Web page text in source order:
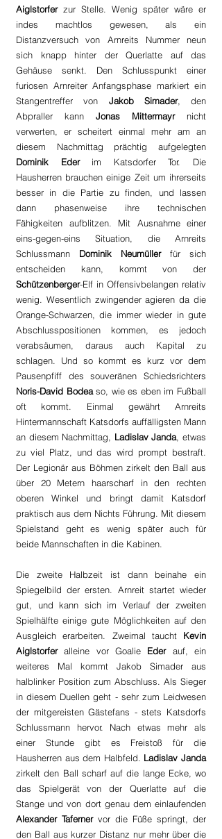
Aiglstorfer zur Stelle. Wenig später wäre er
indes machtlos gewesen, als ein
Distanzversuch von Arnreits Nummer neun
sich knapp hinter der Querlatte auf das
Gehäuse senkt. Den Schlusspunkt einer
furiosen Arnreiter Anfangsphase markiert ein
Stangentreffer von Jakob Simader, den
Abpraller kann Jonas Mittermayr nicht
verwerten, er scheitert einmal mehr am an
Dominik Eder im Katsdorfer Tor. Die
Hausherren brauchen einige Zeit um ihrerseits
besser in die Partie zu finden, und lassen
dann phasenweise ihre technischen
Fähigkeiten aufblitzen. Mit Ausnahme einer
eins-gegen-eins Situation, die Arnreits
Schlussmann Dominik Neumüller für sich
Schützenberger-Elf in Offensivbelangen relativ
wenig. Wesentlich zwingender agieren da die
Orange-Schwarzen, die immer wieder in gute
Abschlusspositionen kommen, es jedoch
verabsäumen, daraus auch Kapital zu
schlagen. Und so kommt es kurz vor dem
Noris-David Bodea so, wie es eben im Fußball
oft kommt. Einmal gewährt Arnreits
Hintermannschaft Katsdorfs auffälligsten Mann
an diesem Nachmittag, Ladislav Janda, etwas
zu viel Platz, und das wird prompt bestraft.
Der Legionär aus Böhmen zirkelt den Ball aus
über 20 Metern haarscharf in den rechten
oberen Winkel und bringt damit Katsdorf
praktisch aus dem Nichts Führung. Mit diesem
Spielstand geht es wenig später auch für
beide Mannschaften in die Kabinen.
Die zweite Halbzeit ist dann beinahe ein
Spiegelbild der ersten. Arnreit startet wieder
gut, und kann sich im Verlauf der zweiten
Spielhälfte einige gute Möglichkeiten auf den
Ausgleich erarbeiten. Zweimal taucht Kevin
Aiglstorfer alleine vor Goalie Eder auf, ein
weiteres Mal kommt Jakob Simader aus
halblinker Position zum Abschluss. Als Sieger
in diesem Duellen geht - sehr zum Leidwesen
der mitgereisten Gästefans - stets Katsdorfs
Schlussmann hervor. Nach etwas mehr als
einer Stunde gibt es Freistoß für die
Hausherren aus dem Halbfeld. Ladislav Janda
zirkelt den Ball scharf auf die lange Ecke, wo
das Spielgerät von der Querlatte auf die
Alexander Taferner vor die Füße springt, der
den Ball aus kurzer Distanz nur mehr über die